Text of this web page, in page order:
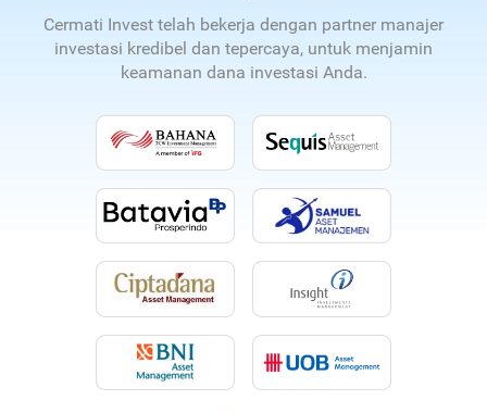
Cermati Invest telah bekerja dengan partner manajer
investasi kredibel dan tepercaya, untuk menjamin
keamanan dana investasi Anda.